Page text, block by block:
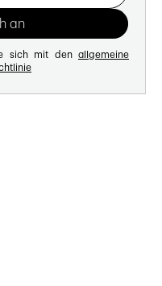
sich mit den allgemeine